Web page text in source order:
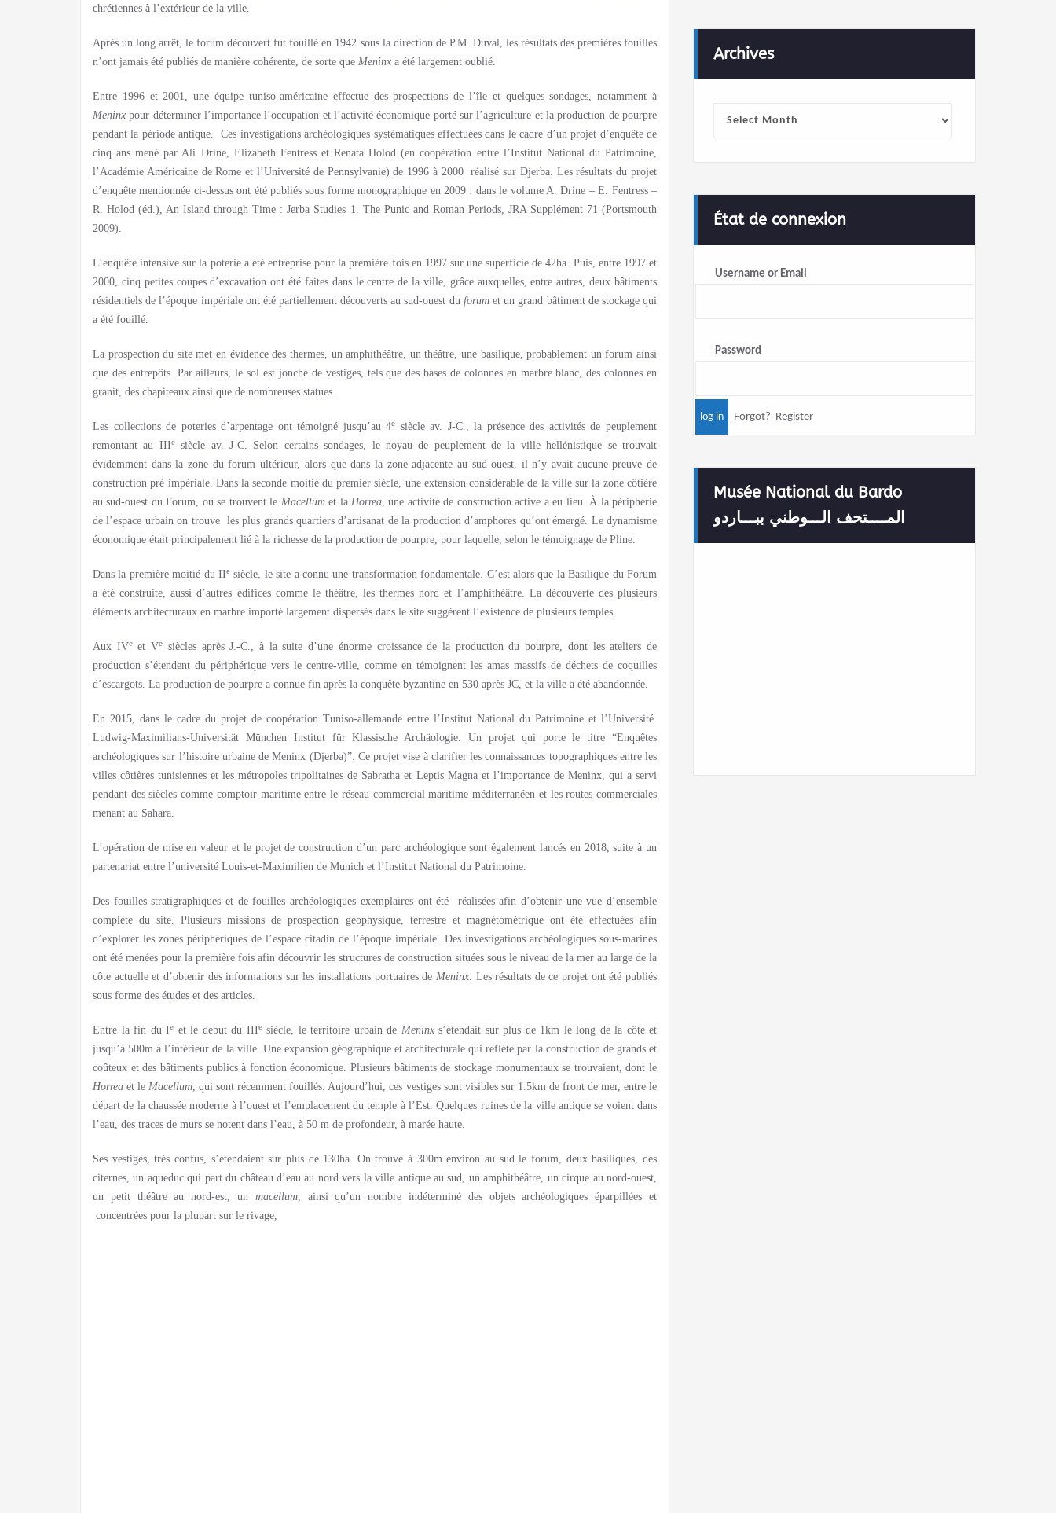
chrétiennes à l’extérieur de la ville.
Après un long arrêt, le forum découvert fut fouillé en 1942 sous la direction de P.M. Duval, les résultats des premières fouilles
n’ont jamais été publiés de manière cohérente, de sorte que Meninx a été largement oublié.
Entre 1996 et 2001, une équipe tuniso-américaine effectue des prospections de l’île et quelques sondages, notamment à
Meninx pour déterminer l’importance l’occupation et l’activité économique porté sur l’agriculture et la production de pourpre
pendant la période antique. Ces investigations archéologiques systématiques effectuées dans le cadre d’un projet d’enquête de
cinq ans mené par Ali Drine, Elizabeth Fentress et Renata Holod (en coopération entre l’Institut National du Patrimoine,
l’Académie Américaine de Rome et l’Université de Pennsylvanie) de 1996 à 2000 réalisé sur Djerba. Les résultats du projet
d’enquête mentionnée ci-dessus ont été publiés sous forme monographique en 2009 : dans le volume A. Drine – E. Fentress –
R. Holod (éd.), An Island through Time : Jerba Studies 1. The Punic and Roman Periods, JRA Supplément 71 (Portsmouth
2009).
L’enquête intensive sur la poterie a été entreprise pour la première fois en 1997 sur une superficie de 42ha. Puis, entre 1997 et
2000, cinq petites coupes d’excavation ont été faites dans le centre de la ville, grâce auxquelles, entre autres, deux bâtiments
résidentiels de l’époque impériale ont été partiellement découverts au sud-ouest du forumet un grand bâtiment de stockage qui
a été fouillé.
La prospection du site met en évidence des thermes, un amphithéâtre, un théâtre, une basilique, probablement un forum ainsi
que des entrepôts. Par ailleurs, le sol est jonché de vestiges, tels que des bases de colonnes en marbre blanc, des colonnes en
granit, des chapiteaux ainsi que de nombreuses statues.
Les collections de poteries d’arpentage ont témoigné jusqu’au 4e
siècle av. J-C., la présence des activités de peuplement
remontant au IIIesiècle av. J-C. Selon certains sondages, le noyau de peuplement de la ville hellénistique se trouvait
évidemment dans la zone du forum ultérieur, alors que dans la zone adjacente au sud-ouest, il n’y avait aucune preuve de
construction pré impériale. Dans la seconde moitié du premier siècle, une extension considérable de la ville sur la zone côtière
au sud-ouest du Forum, où se trouvent le Macellumet laHorrea, une activité de construction active a eu lieu. À la périphérie
de l’espace urbain on trouve les plus grands quartiers d’artisanat de la production d’amphores qu’ont émergé. Le dynamisme
économique était principalement lié à la richesse de la production de pourpre, pour laquelle, selon le témoignage de Pline.
Dans la première moitié du IIe siècle, le site a connu une transformation fondamentale. C’est alors que la Basilique du Forum
a été construite, aussi d’autres édifices comme le théâtre, les thermes nord et l’amphithéâtre. La découverte des plusieurs
éléments architecturaux en marbre importé largement dispersés dans le site suggèrent l’existence de plusieurs temples.
Aux IVeet Ve
siècles après J.-C., à la suite d’une énorme croissance de la production du pourpre, dont les ateliers de
production s’étendent du périphérique vers le centre-ville, comme en témoignent les amas massifs de déchets de coquilles
d’escargots. La production de pourpre a connue fin après la conquête byzantine en 530 après JC, et la ville a été abandonnée.
En 2015, dans le cadre du projet de coopération Tuniso-allemande entre l’Institut National du Patrimoine et l’Université
Ludwig-Maximilians-Universität München Institut für Klassische Archäologie. Un projet qui porte le titre “Enquêtes
archéologiques sur l’histoire urbaine de Meninx (Djerba)”. Ce projet vise à clarifier les connaissances topographiques entre les
villes côtières tunisiennes et les métropoles tripolitaines de Sabratha et Leptis Magna et l’importance de Meninx, qui a servi
pendant des siècles comme comptoir maritime entre le réseau commercial maritime méditerranéen et les routes commerciales
menant au Sahara.
L’opération de mise en valeur et le projet de construction d’un parc archéologique sont également lancés en 2018, suite à un
partenariat entre l’université Louis-et-Maximilien de Munich et l’Institut National du Patrimoine.
Des fouilles stratigraphiques et de fouilles archéologiques exemplaires ont été réalisées afin d’obtenir une vue d’ensemble
complète du site. Plusieurs missions de prospection géophysique, terrestre et magnétométrique ont été effectuées afin
d’explorer les zones périphériques de l’espace citadin de l’époque impériale. Des investigations archéologiques sous-marines
ont été menées pour la première fois afin découvrir les structures de construction situées sous le niveau de la mer au large de la
côte actuelle et d’obtenir des informations sur les installations portuaires de Meninx. Les résultats de ce projet ont été publiés
sous forme des études et des articles.
Entre la fin du Ie et le début du IIIesiècle, le territoire urbain de Meninx s’étendait sur plus de 1km le long de la côte et
jusqu’à 500m à l’intérieur de la ville. Une expansion géographique et architecturale qui refléte par la construction de grands et
coûteux et des bâtiments publics à fonction économique. Plusieurs bâtiments de stockage monumentaux se trouvaient, dont le
Horreaet leMacellum, qui sont récemment fouillés. Aujourd’hui, ces vestiges sont visibles sur 1.5km de front de mer, entre le
départ de la chaussée moderne à l’ouest et l’emplacement du temple à l’Est. Quelques ruines de la ville antique se voient dans
l’eau, des traces de murs se notent dans l’eau, à 50 m de profondeur, à marée haute.
Ses vestiges, très confus, s’étendaient sur plus de 130ha. On trouve à 300m environ au sud le forum, deux basiliques, des
citernes, un aqueduc qui part du château d’eau au nord vers la ville antique au sud, un amphithéâtre, un cirque au nord-ouest,
un petit théâtre au nord-est, un macellum, ainsi qu’un nombre indéterminé des objets archéologiques éparpillées et
concentrées pour la plupart sur le rivage,
Archives
État de connexion
Username or Email
Password
Forgot? Register
Musée National du Bardo
المــــتحف الـــوطني ببـــاردو